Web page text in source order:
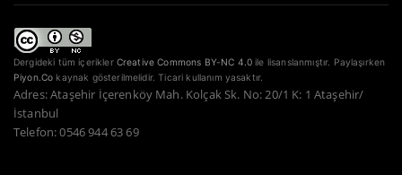
Dergideki tüm içerikler Creative Commons BY-NC 4.0 ile lisanslanmıştır. Paylaşırken
Piyon.Co kaynak gösterilmelidir. Ticari kullanım yasaktır.
Adres: Ataşehir İçerenköy Mah. Kolçak Sk. No: 20/1 K: 1 Ataşehir/
İstanbul
Telefon: 0546 944 63 69